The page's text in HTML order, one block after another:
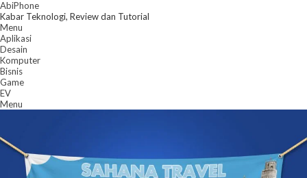
Skip
to
content
AbiPhone
Kabar Teknologi, Review dan Tutorial
Menu
Aplikasi
Desain
Komputer
Bisnis
Game
EV
Menu